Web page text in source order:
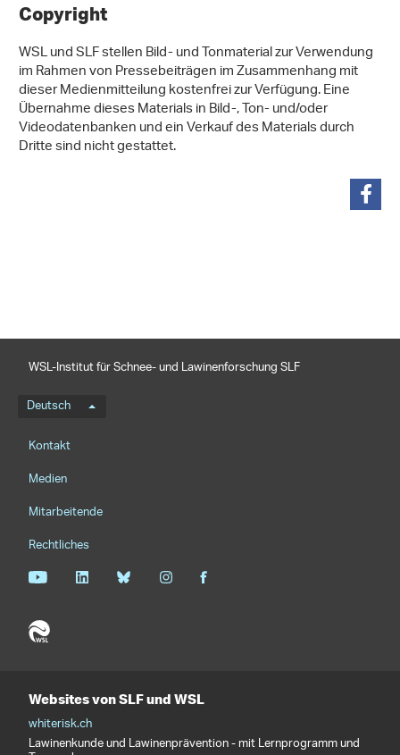
Copyright
WSL und SLF stellen Bild- und Tonmaterial zur Verwendung
im Rahmen von Pressebeiträgen im Zusammenhang mit
dieser Medienmitteilung kostenfrei zur Verfügung. Eine
Übernahme dieses Materials in Bild-, Ton- und/oder
Videodatenbanken und ein Verkauf des Materials durch
Dritte sind nicht gestattet.
WSL-Institut für Schnee- und Lawinenforschung SLF
Sprachmenü
Deutsch
Footernavigation
Kontakt
Medien
Mitarbeitende
Rechtliches
Websites von SLF und WSL
whiterisk.ch
Lawinenkunde und Lawinenprävention - mit Lernprogramm und